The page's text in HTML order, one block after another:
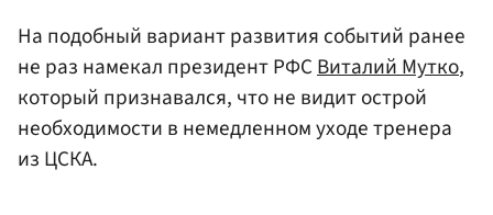
На подобный вариант развития событий ранее
не раз намекал президент РФСВиталий Мутко,
который признавался, что не видит острой
необходимости в немедленном уходе тренера
из ЦСКА.